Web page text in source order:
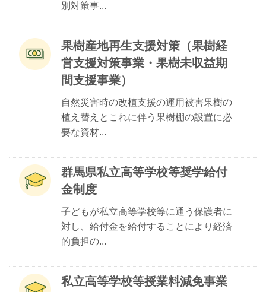
別対策事...
果樹産地再生支援対策（果樹経
営支援対策事業・果樹未収益期
間支援事業）
自然災害時の改植支援の運用被害果樹の
植え替えとこれに伴う果樹棚の設置に必
要な資材...
群馬県私立高等学校等奨学給付
金制度
子どもが私立高等学校等に通う保護者に
対し、給付金を給付することにより経済
的負担の...
私立高等学校等授業料減免事業